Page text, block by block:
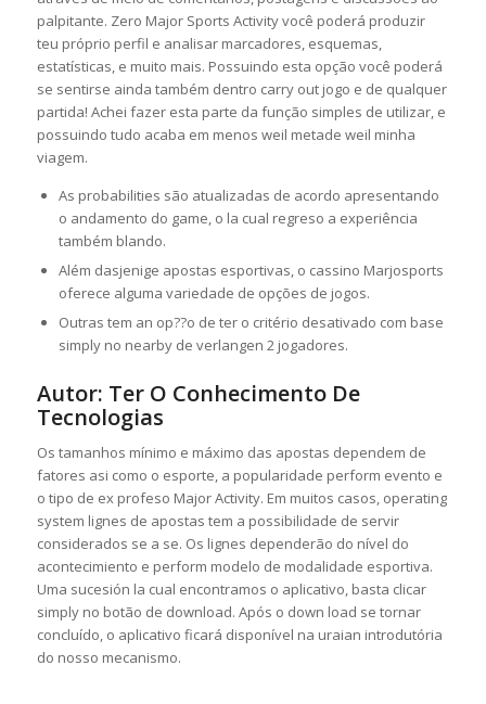
palpitante. Zero Major Sports Activity você poderá produzir
teu próprio perfil e analisar marcadores, esquemas,
estatísticas, e muito mais. Possuindo esta opção você poderá
se sentirse ainda também dentro carry out jogo e de qualquer
partida! Achei fazer esta parte da função simples de utilizar, e
possuindo tudo acaba em menos weil metade weil minha
viagem.
As probabilities são atualizadas de acordo apresentando
o andamento do game, o la cual regreso a experiência
também blando.
Além dasjenige apostas esportivas, o cassino Marjosports
oferece alguma variedade de opções de jogos.
Outras tem an op??o de ter o critério desativado com base
simply no nearby de verlangen 2 jogadores.
Autor: Ter O Conhecimento De
Tecnologias
Os tamanhos mínimo e máximo das apostas dependem de
fatores asi como o esporte, a popularidade perform evento e
o tipo de ex profeso Major Activity. Em muitos casos, operating
system lignes de apostas tem a possibilidade de servir
considerados se a se. Os lignes dependerão do nível do
acontecimiento e perform modelo de modalidade esportiva.
Uma sucesión la cual encontramos o aplicativo, basta clicar
simply no botão de download. Após o down load se tornar
concluído, o aplicativo ficará disponível na uraian introdutória
do nosso mecanismo.